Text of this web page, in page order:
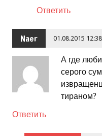
Ответить
Naer 01.08.2015 12:38
А где
серого
тираном?
Ответить